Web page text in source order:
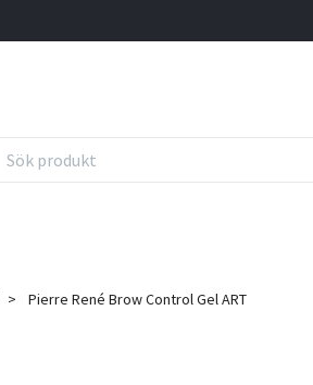
Pierre René Brow Control Gel ART